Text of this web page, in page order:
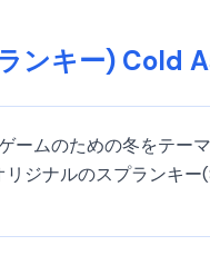
ンキー) Cold
ムのための冬をテー
ジナルのスプランキ